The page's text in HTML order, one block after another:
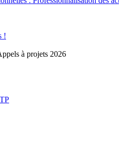
!
à projets 2026